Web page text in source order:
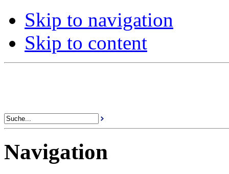
Skip to navigation
Skip to content
Navigation